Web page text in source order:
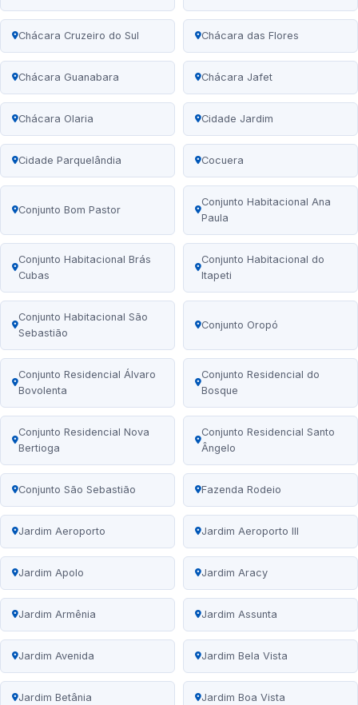
Chácara Cruzeiro do Sul Chácara das Flores
Chácara Guanabara Chácara Jafet
Chácara Olaria Cidade Jardim
Cidade Parquelândia Cocuera
Conjunto Bom Pastor
Conjunto Habitacional Ana
Paula
Conjunto Habitacional Brás
Cubas
Conjunto Habitacional do
Itapeti
Conjunto Habitacional São
Sebastião
Conjunto Oropó
Conjunto Residencial Álvaro
Bovolenta
Conjunto Residencial do
Bosque
Conjunto Residencial Nova
Bertioga
Conjunto Residencial Santo
Ângelo
Conjunto São Sebastião Fazenda Rodeio
Jardim Aeroporto Jardim Aeroporto III
Jardim Apolo Jardim Aracy
Jardim Armênia Jardim Assunta
Jardim Avenida Jardim Bela Vista
Jardim Betânia Jardim Boa Vista